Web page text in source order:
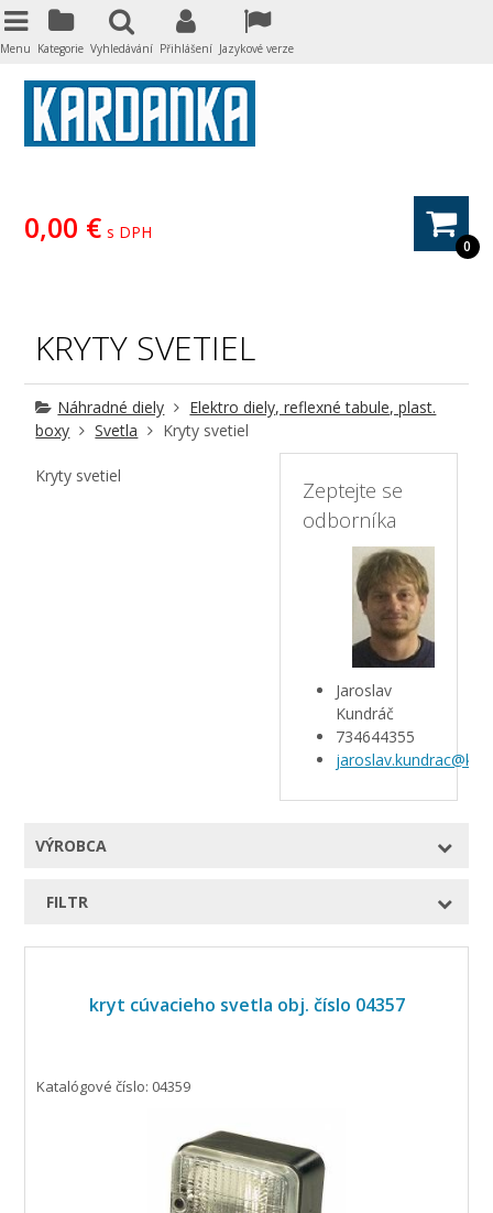
0
0,00 € s DPH
KRYTY SVETIEL
Náhradné diely
Elektro diely, reflexné tabule, plast.
boxy
Svetla Kryty svetiel
Zeptejte se
odborníka
Jaroslav
Kundráč
734644355
Kryty svetiel
VÝROBCA
FILTR
kryt cúvacieho svetla obj. číslo 04357
Katalógové číslo: 04359
Menu Kategorie Vyhledávání Přihlášení Jazykové verze